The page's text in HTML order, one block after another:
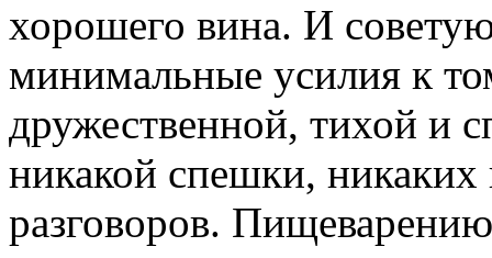
хорошего вина. И
минимальные усилия к
дружественной, тихой и
никакой спешки,
разговоров.